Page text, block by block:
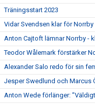
Träningsstart 2023
Vidar Svendsen klar för Norrby
Anton Cajtoft lämnar Norrby -
Teodor Wålemark förstärker
Alexander Salo redo för sin
Jesper Swedlund och Marcus
Anton Wede förlänger: